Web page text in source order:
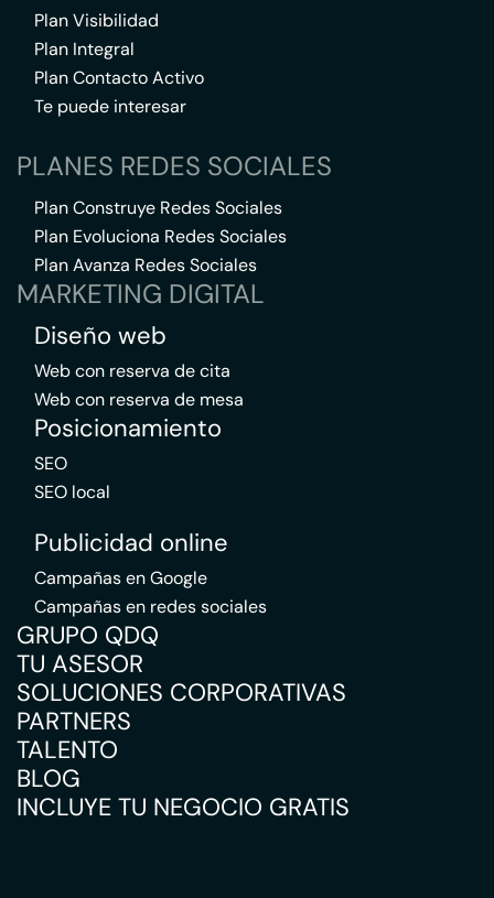
Plan Visibilidad
Plan Integral
Plan Contacto Activo
Te puede interesar
PLANES REDES SOCIALES
Plan Construye Redes Sociales
Plan Evoluciona Redes Sociales
Plan Avanza Redes Sociales
MARKETING DIGITAL
Diseño web
Web con reserva de cita
Web con reserva de mesa
Posicionamiento
SEO
SEO local
Publicidad online
Campañas en Google
Campañas en redes sociales
GRUPO QDQ
TU ASESOR
SOLUCIONES CORPORATIVAS
PARTNERS
TALENTO
BLOG
INCLUYE TU NEGOCIO GRATIS